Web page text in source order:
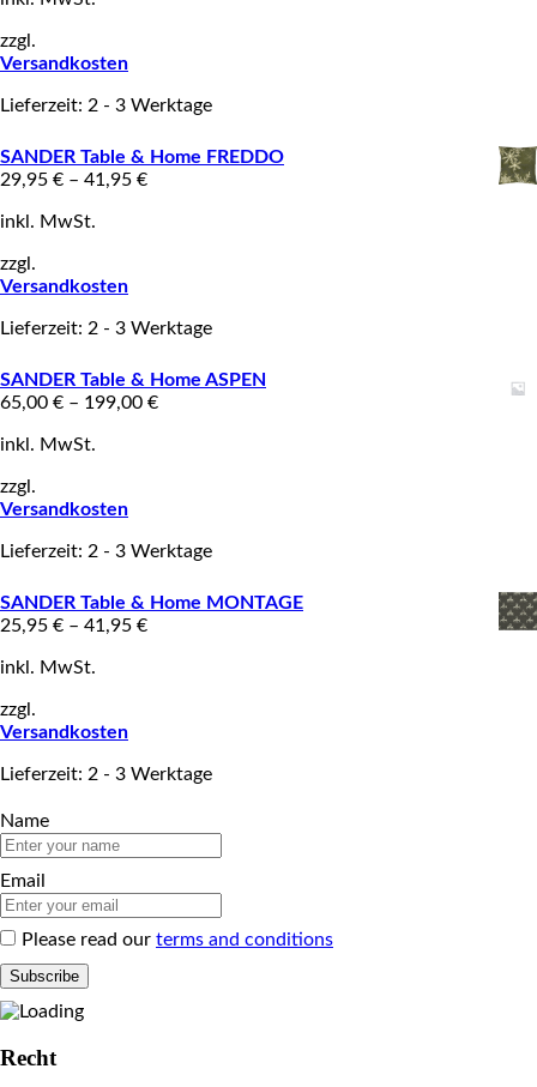
zzgl.
Versandkosten
Lieferzeit: 2 - 3 Werktage
SANDER Table & Home FREDDO
29,95 € – 41,95 €
inkl. MwSt.
zzgl.
Versandkosten
Lieferzeit: 2 - 3 Werktage
SANDER Table & Home ASPEN
65,00 € – 199,00 €
inkl. MwSt.
zzgl.
Versandkosten
Lieferzeit: 2 - 3 Werktage
SANDER Table & Home MONTAGE
25,95 € – 41,95 €
inkl. MwSt.
zzgl.
Versandkosten
Lieferzeit: 2 - 3 Werktage
Name
Email
Please read our terms and conditions
Recht